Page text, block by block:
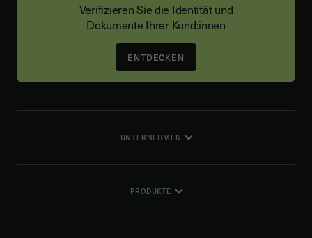
Verifizieren Sie die Identität und
Dokumente Ihrer Kund:innen
ENTDECKEN
UNTERNEHMEN
PRODUKTE